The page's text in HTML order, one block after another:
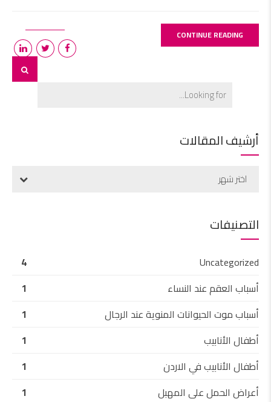
CONTINUE READING
أرشيف المقالات
اختر شهر
التصنيفات
Uncategorized
4
أسباب العقم عند النساء
1
أسباب موت الحيوانات المنوية عند الرجال
1
أطفال الأنابيب
1
أطفال الأنابيب في الاردن
1
أعراض الحمل على المهبل
1